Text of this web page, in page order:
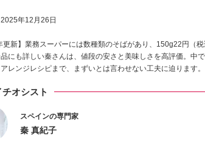
2025年12月26日
更新】業務スーパーには数種類のそばがあり、150g22円（
にも詳しい秦さんは、値段の安さと美味しさを高評価。中
レンジレシピまで、まずいとは言わせない工夫に迫ります。
チオシスト
スペインの専門家
秦 真紀子